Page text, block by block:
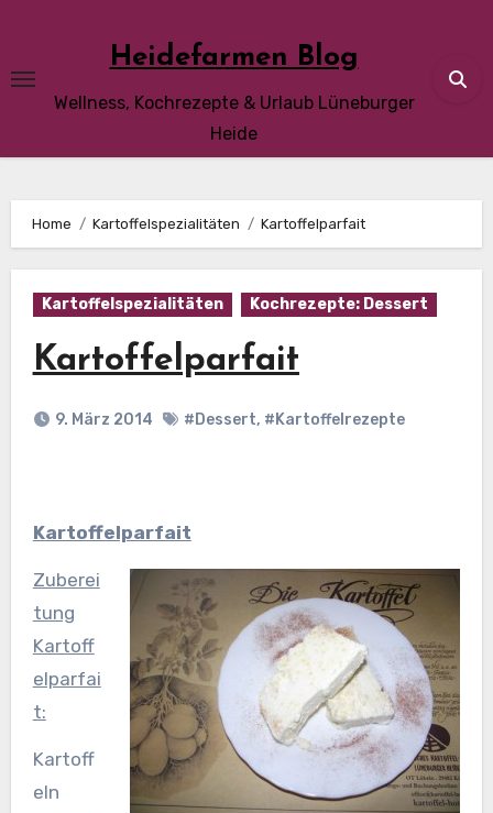
content
Heidefarmen Blog
Wellness, Kochrezepte & Urlaub Lüneburger
Heide
Home Kartoffelspezialitäten Kartoffelparfait
Kartoffelspezialitäten Kochrezepte: Dessert
Kartoffelparfait
9. März 2014 #Dessert, #Kartoffelrezepte
Kartoffelparfait
Zuberei
tung
Kartoff
elparfai
t:
Kartoff
eln